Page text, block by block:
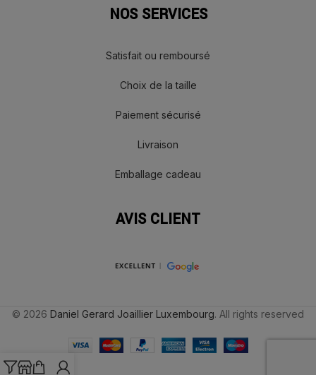
NOS SERVICES
Satisfait ou remboursé
Choix de la taille
Paiement sécurisé
Livraison
Emballage cadeau
AVIS CLIENT
© 2026 Daniel Gerard Joaillier Luxembourg. All rights reserved